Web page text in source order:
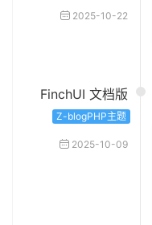
2025-10-22
FinchUI 文档版
Z-blogPHP主题
2025-10-09